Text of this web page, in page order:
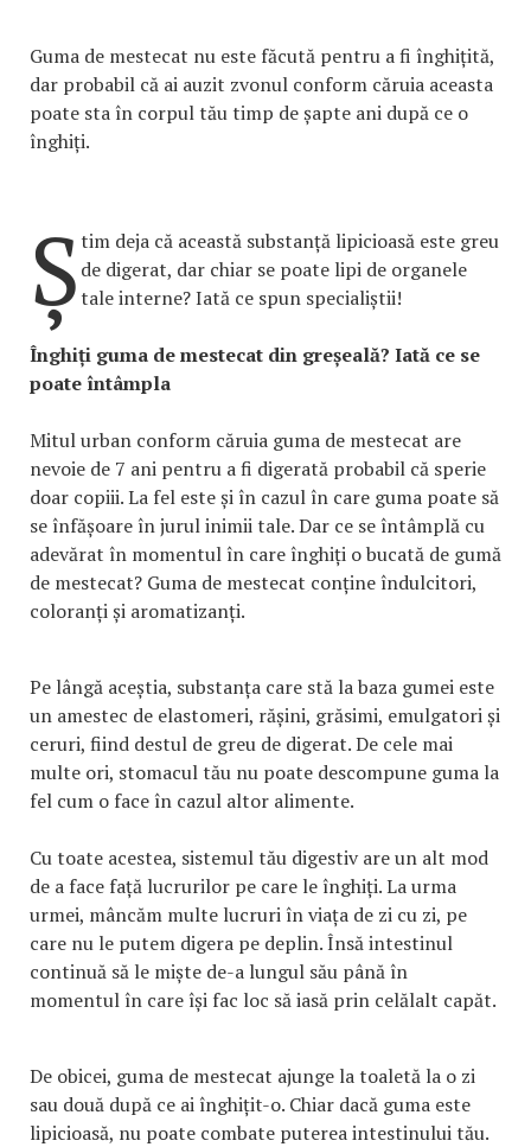
Guma de mestecat nu este făcută pentru a fi înghițită,
dar probabil că ai auzit zvonul conform căruia aceasta
poate sta în corpul tău timp de șapte ani după ce o
înghiți.
Știm deja că această substanță lipicioasă este greu
de digerat, dar chiar se poate lipi de organele
tale interne? Iată ce spun specialiștii!
Înghiți guma de mestecat din greșeală? Iată ce se
poate întâmpla
Mitul urban conform căruia guma de mestecat are
nevoie de 7 ani pentru a fi digerată probabil că sperie
doar copiii. La fel este și în cazul în care guma poate să
se înfășoare în jurul inimii tale. Dar ce se întâmplă cu
adevărat în momentul în care înghiți o bucată de gumă
de mestecat? Guma de mestecat conține îndulcitori,
coloranți și aromatizanți.
Pe lângă aceștia, substanța care stă la baza gumei este
un amestec de elastomeri, rășini, grăsimi, emulgatori și
ceruri, fiind destul de greu de digerat. De cele mai
multe ori, stomacul tău nu poate descompune guma la
fel cum o face în cazul altor alimente.
Cu toate acestea, sistemul tău digestiv are un alt mod
de a face față lucrurilor pe care le înghiți. La urma
urmei, mâncăm multe lucruri în viața de zi cu zi, pe
care nu le putem digera pe deplin. Însă intestinul
continuă să le miște de-a lungul său până în
momentul în care își fac loc să iasă prin celălalt capăt.
De obicei, guma de mestecat ajunge la toaletă la o zi
sau două după ce ai înghițit-o. Chiar dacă guma este
lipicioasă, nu poate combate puterea intestinului tău.